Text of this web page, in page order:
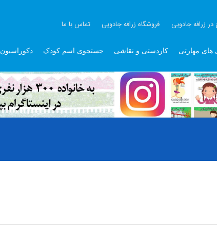
در زرافه جادویی فروشگاه زرافه جادویی تماس با ما
های مهارتی کاردستی و نقاشی جستجوی اسم کودک دکوراسیون